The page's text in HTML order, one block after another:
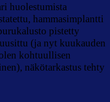
huolestumista
hammasimplantti
pistetty
(ja nyt kuukauden
kohtuullisen
näkötarkastus tehty